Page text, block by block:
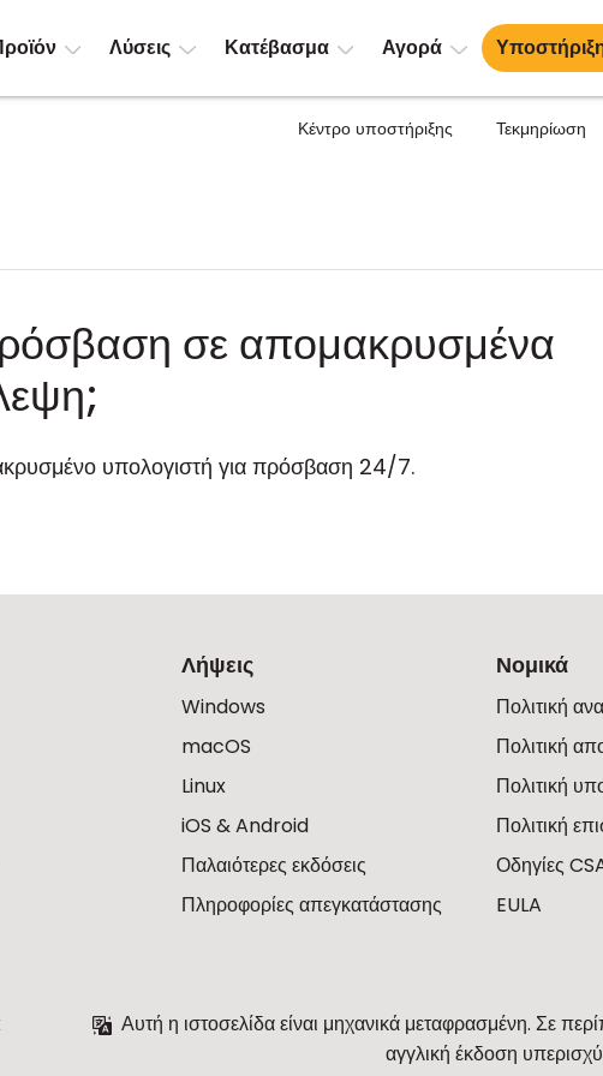
Λύσεις Κατέβασμα Αγορά
Κέντρο υποστήριξης Τεκμηρίωση
σε απομακρυσμένα
υπολογιστή για πρόσβαση 24/7.
Λήψεις
Windows
macOS
Linux
iOS & Android
Παλαιότερες εκδόσεις
Πληροφορίες απεγκατάστασης
Νομικά
Πολιτική
Πολιτική
Πολιτική
Πολιτική
Οδηγίες
EULA
Αυτή η ιστοσελίδα είναι μηχανικά μεταφρασμένη. Σε
αγγλική έκδοση